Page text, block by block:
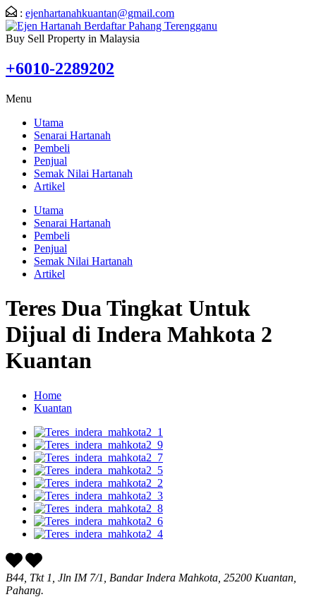
: ejenhartanahkuantan@gmail.com
Buy Sell Property in Malaysia
+6010-2289202
Menu
Utama
Senarai Hartanah
Pembeli
Penjual
Semak Nilai Hartanah
Artikel
Utama
Senarai Hartanah
Pembeli
Penjual
Semak Nilai Hartanah
Artikel
Teres Dua Tingkat Untuk
Dijual di Indera Mahkota 2
Kuantan
Home
Kuantan
B44, Tkt 1, Jln IM 7/1, Bandar Indera Mahkota, 25200 Kuantan,
Pahang.